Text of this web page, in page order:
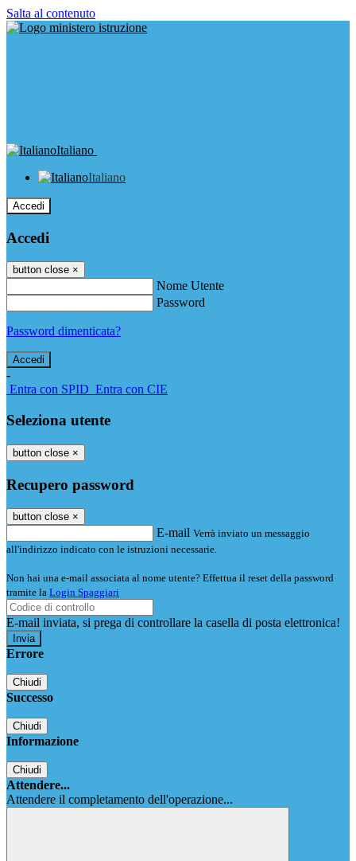
Salta al contenuto
Italiano
Italiano
Accedi
Accedi
button close ×
Nome Utente
Password
Password dimenticata?
-
Entra con SPID Entra con CIE
Seleziona utente
button close ×
Recupero password
button close ×
E-mail Verrà inviato un messaggio
all'indirizzo indicato con le istruzioni necessarie.
Non hai una e-mail associata al nome utente? Effettua il reset della password
tramite la Login Spaggiari
E-mail inviata, si prega di controllare la casella di posta elettronica!
Errore
Chiudi
Successo
Chiudi
Informazione
Chiudi
Attendere...
Attendere il completamento dell'operazione...